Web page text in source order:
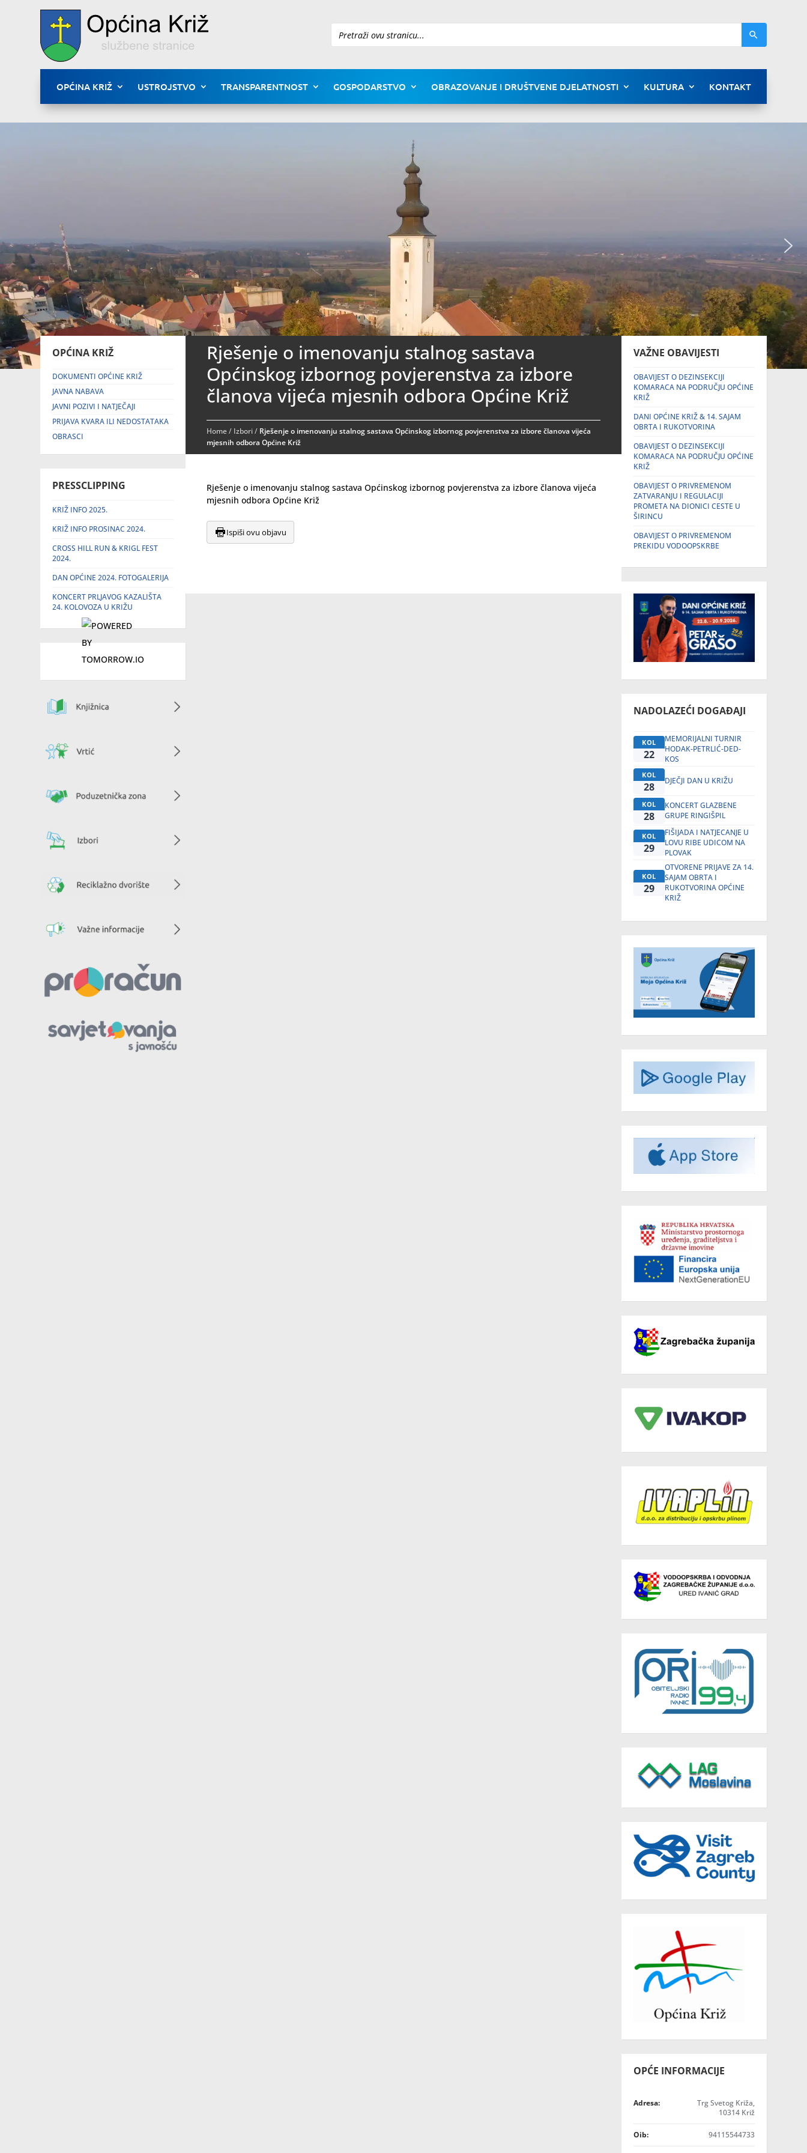
Pretraži
OPĆINA KRIŽ USTROJSTVO TRANSPARENTNOST GOSPODARSTVO OBRAZOVANJE I DRUŠTVENE DJELATNOSTI KULTURA KONTAKT
OPĆINA KRIŽ
DOKUMENTI OPĆINE KRIŽ
JAVNA NABAVA
JAVNI POZIVI I NATJEČAJI
PRIJAVA KVARA ILI NEDOSTATAKA
OBRASCI
PRESSCLIPPING
KRIŽ INFO 2025.
KRIŽ INFO PROSINAC 2024.
CROSS HILL RUN & KRIGL FEST
2024.
DAN OPĆINE 2024. FOTOGALERIJA
KONCERT PRLJAVOG KAZALIŠTA
24. KOLOVOZA U KRIŽU
Rješenje o imenovanju stalnog sastava
Općinskog izbornog povjerenstva za izbore
članova vijeća mjesnih odbora Općine Križ
Home/ Izbori/ Rješenje o imenovanju stalnog sastava Općinskog izbornog povjerenstva za izbore članova vijeća
mjesnih odbora Općine Križ
Rješenje o imenovanju stalnog sastava Općinskog izbornog povjerenstva za izbore članova vijeća
mjesnih odbora Općine Križ
Ispiši ovu objavu
VAŽNE OBAVIJESTI
OBAVIJEST O DEZINSEKCIJI
KOMARACA NA PODRUČJU OPĆINE
KRIŽ
DANI OPĆINE KRIŽ & 14. SAJAM
OBRTA I RUKOTVORINA
OBAVIJEST O DEZINSEKCIJI
KOMARACA NA PODRUČJU OPĆINE
KRIŽ
OBAVIJEST O PRIVREMENOM
ZATVARANJU I REGULACIJI
PROMETA NA DIONICI CESTE U
ŠIRINCU
OBAVIJEST O PRIVREMENOM
PREKIDU VODOOPSKRBE
NADOLAZEĆI DOGAĐAJI
KOL
22
MEMORIJALNI TURNIR
HODAK-PETRLIĆ-DED-
KOS
KOL
28 DJEČJI DAN U KRIŽU
KOL
28
KONCERT GLAZBENE
GRUPE RINGIŠPIL
KOL
29
FIŠIJADA I NATJECANJE U
LOVU RIBE UDICOM NA
PLOVAK
KOL
29
OTVORENE PRIJAVE ZA 14.
SAJAM OBRTA I
RUKOTVORINA OPĆINE
KRIŽ
OPĆE INFORMACIJE
Adresa:
Trg Svetog Križa,
10314 Križ
Oib: 94115544733